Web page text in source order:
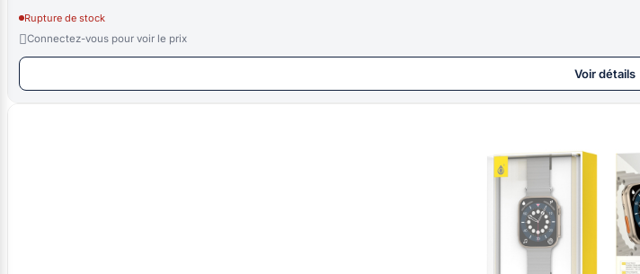
Rupture de stock
Connectez-vous pour voir le prix
Voir détails